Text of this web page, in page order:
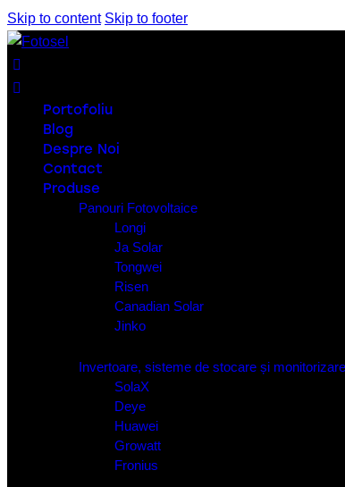
Skip to content Skip to footer
Portofoliu
Blog
Despre Noi
Contact
Produse
Panouri Fotovoltaice
Longi
Ja Solar
Tongwei
Risen
Canadian Solar
Jinko
Invertoare, sisteme de stocare și monitorizare
SolaX
Deye
Huawei
Growatt
Fronius